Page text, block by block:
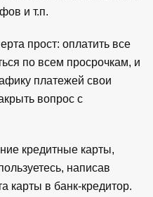
и т.п.
прост: оплатить все
по всем просрочкам, и
платежей свои
вопрос с
кредитные карты,
написав
карты в банк-кредитор.